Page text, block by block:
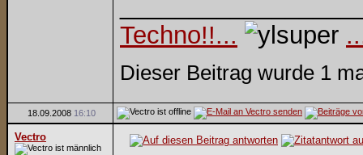
Techno!!...
Dieser Beitrag wurde 1
18.09.2008 16:10
Vectro